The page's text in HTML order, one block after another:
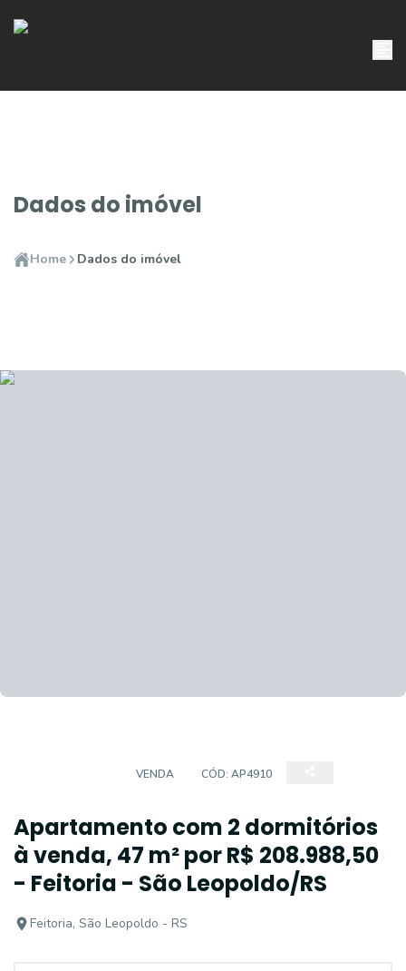
Dados do imóvel
Home Dados do imóvel
VENDA CÓD: AP4910
Apartamento com 2 dormitórios
à venda, 47 m² por R$ 208.988,50
- Feitoria - São Leopoldo/RS
Feitoria, São Leopoldo - RS